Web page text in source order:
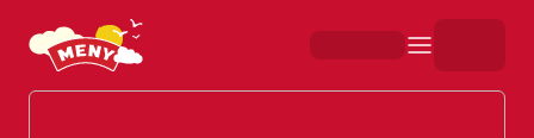
Hopp til hovedinnhold